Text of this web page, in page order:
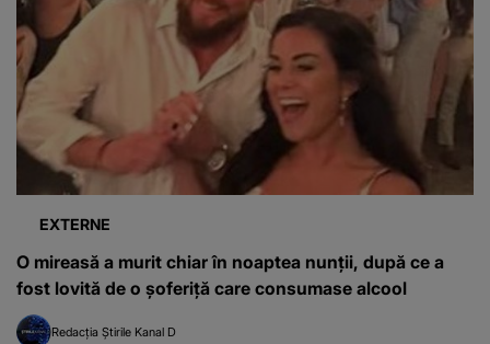
EXTERNE
O mireasă a murit chiar în noaptea nunții, după ce a
fost lovită de o șoferiță care consumase alcool
Redacția Știrile Kanal D